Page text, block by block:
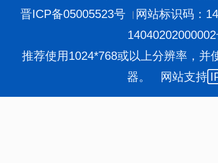
晋ICP备05005523号
网站标识码：
推荐使用1024*768或以上分辨率，并
器。 网站支持